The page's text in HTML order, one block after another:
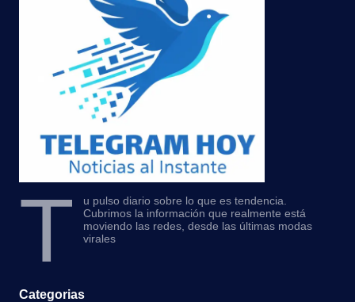
T
u pulso diario sobre lo que es tendencia.
Cubrimos la información que realmente está
moviendo las redes, desde las últimas modas
virales
Categorias